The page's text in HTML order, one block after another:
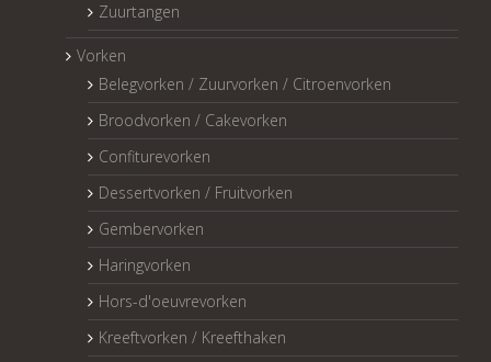
Zuurtangen
Vorken
Belegvorken / Zuurvorken / Citroenvorken
Broodvorken / Cakevorken
Confiturevorken
Dessertvorken / Fruitvorken
Gembervorken
Haringvorken
Hors-d'oeuvrevorken
Kreeftvorken / Kreefthaken